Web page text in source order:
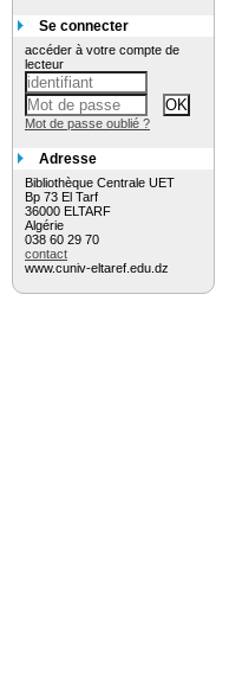
Se connecter
accéder à votre compte de
lecteur
Mot de passe oublié ?
Adresse
Bibliothèque Centrale UET
Bp 73 El Tarf
36000 ELTARF
Algérie
038 60 29 70
contact
www.cuniv-eltaref.edu.dz